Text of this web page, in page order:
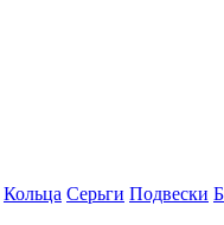
Кольца Серьги Подвески